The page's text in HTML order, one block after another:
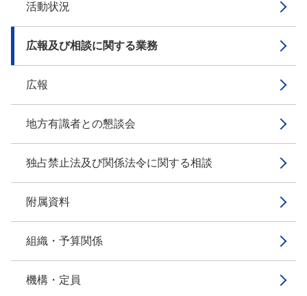
活動状況
広報及び相談に関する業務
広報
地方有識者との懇談会
独占禁止法及び関係法令に関する相談
附属資料
組織・予算関係
機構・定員